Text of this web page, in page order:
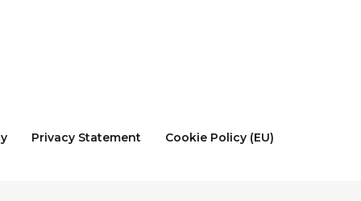
Privacy Statement Cookie Policy (EU)